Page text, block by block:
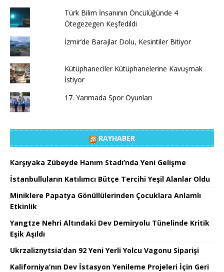
Türk Bilim İnsanının Öncülüğünde 4
Ötegezegen Keşfedildi
İzmir’de Barajlar Dolu, Kesintiler Bitiyor
Kütüphaneciler Kütüphanelerine Kavuşmak
İstiyor
17. Yarımada Spor Oyunları
RAYHABER
Karşıyaka Zübeyde Hanım Stadı’nda Yeni Gelişme
İstanbulluların Katılımcı Bütçe Tercihi Yeşil Alanlar Oldu
Miniklere Papatya Gönüllülerinden Çocuklara Anlamlı
Etkinlik
Yangtze Nehri Altındaki Dev Demiryolu Tünelinde Kritik
Eşik Aşıldı
Ukrzaliznytsia’dan 92 Yeni Yerli Yolcu Vagonu Siparişi
Kaliforniya’nın Dev İstasyon Yenileme Projeleri İçin Geri